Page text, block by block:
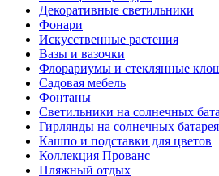
Декоративные светильники
Фонари
Искусственные растения
Вазы и вазочки
Флорариумы и стеклянные
Садовая мебель
Фонтаны
Светильники на солнечных
Гирлянды на солнечных
Кашпо и подставки для цветов
Коллекция Прованс
Пляжный отдых